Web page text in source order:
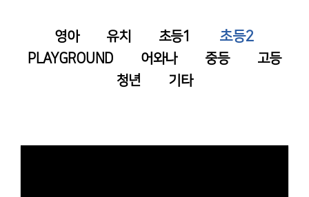
영아 유치 초등1 초등2
PLAYGROUND 어와나 중등
고등
청년
기타